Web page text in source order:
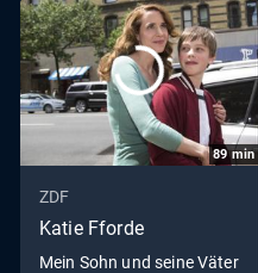
89min
ZDF
Katie Fforde
Mein Sohn und seine Väter